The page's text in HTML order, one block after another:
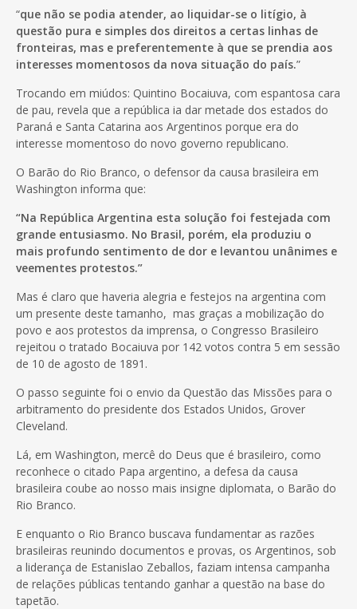
“que não se podia atender, ao liquidar-se o litígio, à
questão pura e simples dos direitos a certas linhas de
fronteiras, mas e preferentemente à que se prendia aos
interesses momentosos da nova situação do país.”
Trocando em miúdos: Quintino Bocaiuva, com espantosa cara
de pau, revela que a república ia dar metade dos estados do
Paraná e Santa Catarina aos Argentinos porque era do
interesse momentoso do novo governo republicano.
O Barão do Rio Branco, o defensor da causa brasileira em
Washington informa que:
“Na República Argentina esta solução foi festejada com
grande entusiasmo. No Brasil, porém, ela produziu o
mais profundo sentimento de dor e levantou unânimes e
veementes protestos.”
Mas é claro que haveria alegria e festejos na argentina com
um presente deste tamanho, mas graças a mobilização do
povo e aos protestos da imprensa, o Congresso Brasileiro
rejeitou o tratado Bocaiuva por 142 votos contra 5 em sessão
de 10 de agosto de 1891.
O passo seguinte foi o envio da Questão das Missões para o
arbitramento do presidente dos Estados Unidos, Grover
Cleveland.
Lá, em Washington, mercê do Deus que é brasileiro, como
reconhece o citado Papa argentino, a defesa da causa
brasileira coube ao nosso mais insigne diplomata, o Barão do
Rio Branco.
E enquanto o Rio Branco buscava fundamentar as razões
brasileiras reunindo documentos e provas, os Argentinos, sob
a liderança de Estanislao Zeballos, faziam intensa campanha
de relações públicas tentando ganhar a questão na base do
tapetão.